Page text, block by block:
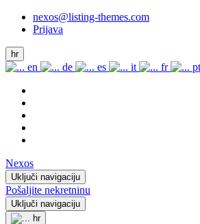
nexos@listing-themes.com
Prijava
hr
en de es it fr pt
Nexos
Uključi navigaciju
Pošaljite nekretninu
Uključi navigaciju
hr